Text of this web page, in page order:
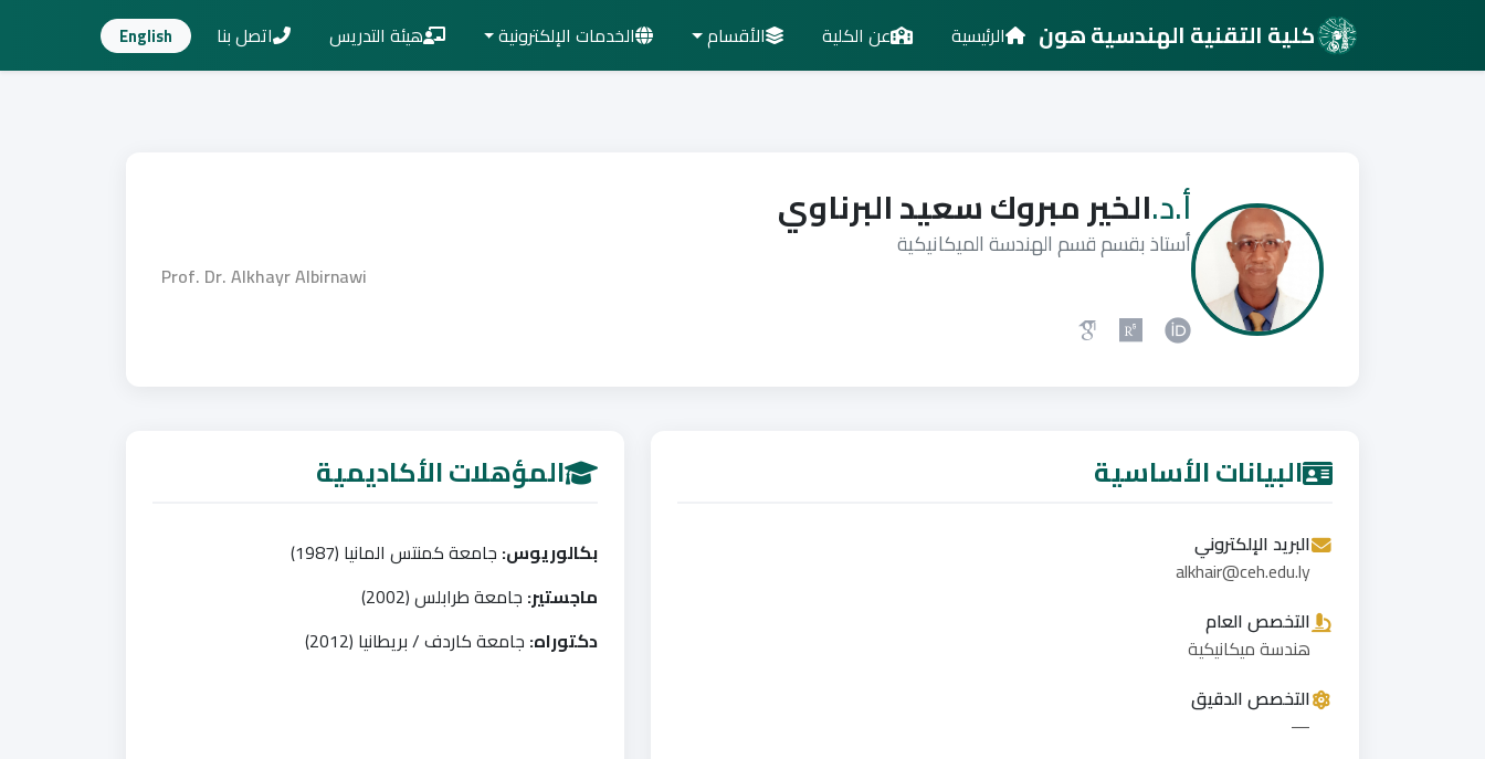
كلية التقنية الهندسية هون الرئيسية عن الكلية الأقسام الخدمات الإلكترونية هيئة التدريس اتصل بنا English
أ.د.الخير مبروك سعيد البرناوي
أستاذ بقسم قسم الهندسة الميكانيكية
Prof. Dr. Alkhayr Albirnawi
البيانات الأساسية
البريد الإلكتروني
alkhair@ceh.edu.ly
التخصص العام
هندسة ميكانيكية
التخصص الدقيق
—
المؤهلات الأكاديمية
بكالوريوس: جامعة كمنتس المانيا (1987)
ماجستير: جامعة طرابلس (2002)
دكتوراه: جامعة كاردف / بريطانيا (2012)